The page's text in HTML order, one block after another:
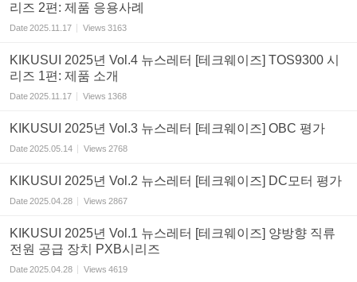
리즈 2편: 제품 응용사례
Date2025.11.17 Views 3163
KIKUSUI 2025년 Vol.4 뉴스레터 [테크웨이즈] TOS9300 시
리즈 1편: 제품 소개
Date2025.11.17 Views 1368
KIKUSUI 2025년 Vol.3 뉴스레터 [테크웨이즈] OBC 평가
Date2025.05.14 Views 2768
KIKUSUI 2025년 Vol.2 뉴스레터 [테크웨이즈] DC모터 평가
Date2025.04.28 Views 2867
KIKUSUI 2025년 Vol.1 뉴스레터 [테크웨이즈] 양방향 직류
전원 공급 장치 PXB시리즈
Date2025.04.28 Views 4619